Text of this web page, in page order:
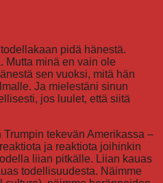
pidä hänestä.
Mutta minä en vain ole
sen vuoksi, mitä hän
Ja mielestäni sinun
jos luulet, että siitä
tekevän Amerikassa –
ja reaktiota joihinkin
liian pitkälle. Liian kauas
todellisuudesta. Näimme